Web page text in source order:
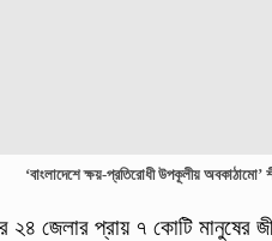
‘বাংলাদেশে ক্ষয়-প্রতিরোধী উপকূলীয় অবকাঠামো’
২৪ জেলার প্রায় ৭ কোটি মানুষের